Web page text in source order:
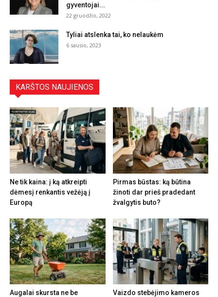
gyventojai...
22 gruodžio, 2022
Tyliai atslenka tai, ko nelaukėm
6 sausio, 2023
KARŠTOS NAUJIENOS
Ne tik kaina: į ką atkreipti
dėmesį renkantis vežėją į
Europą
Pirmas būstas: ką būtina
žinoti dar prieš pradedant
žvalgytis buto?
Augalai skursta ne be
Vaizdo stebėjimo kameros